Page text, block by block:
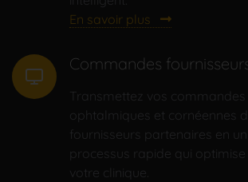
En savoir plus
Commandes
Transmettez vos
ophtalmiques et cornéennes
fournisseurs partenaires en
processus rapide qui optimise
votre clinique.